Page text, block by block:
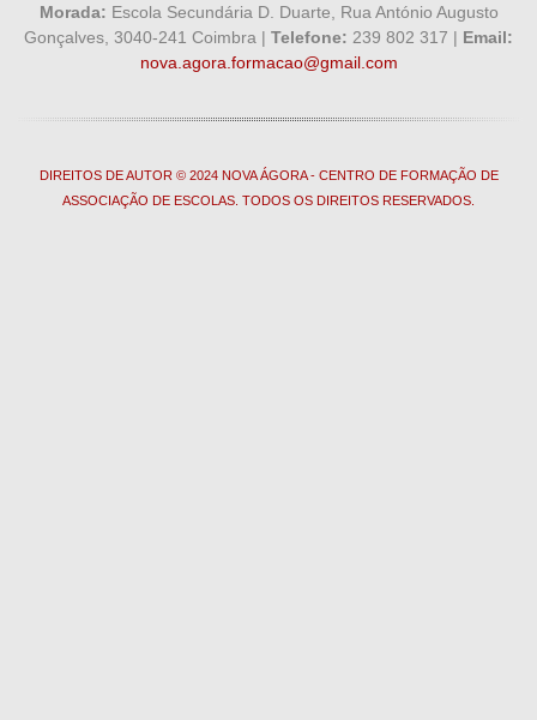
Morada: Escola Secundária D. Duarte, Rua António Augusto
Gonçalves, 3040-241 Coimbra | Telefone: 239 802 317 | Email:
nova.agora.formacao@gmail.com
DIREITOS DE AUTOR © 2024 NOVA ÁGORA - CENTRO DE FORMAÇÃO DE
ASSOCIAÇÃO DE ESCOLAS. TODOS OS DIREITOS RESERVADOS.